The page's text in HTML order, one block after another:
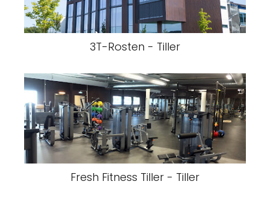
3T-Rosten - Tiller
Fresh Fitness Tiller - Tiller